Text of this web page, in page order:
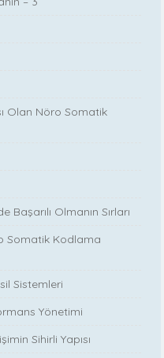
Olan Nöro Somatik
Başarılı Olmanın Sırları
Somatik Kodlama
Sistemleri
Yönetimi
Sihirli Yapısı